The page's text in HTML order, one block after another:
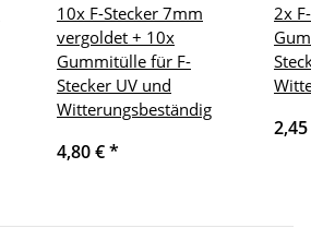
10x F-Stecker 7mm
vergoldet + 10x
Gummitülle für F-
Stecker UV und
Witterungsbeständig
4,80 €*
2x